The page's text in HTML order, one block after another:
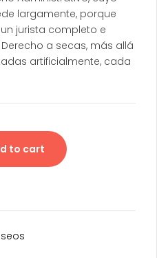
largamente, porque
jurista completo e
a secas, más allá
artificialmente, cada
to cart